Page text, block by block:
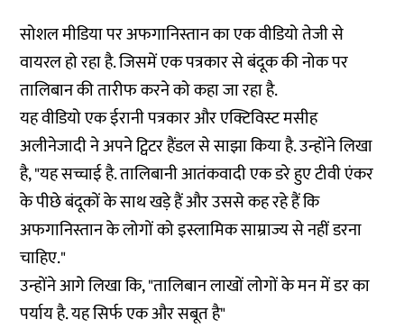
सोशल मीडिया पर अफगानिस्तान का एक वीडियो तेजी से
वायरल हो रहा है. जिसमें एक पत्रकार से बंदूक की नोक पर
तालिबान की तारीफ करने को कहा जा रहा है.
यह वीडियो एक ईरानी पत्रकार और एक्टिविस्ट मसीह
अलीनेजादी ने अपने ट्विटर हैंडल से साझा किया है. उन्होंने लिखा
है, "यह सच्चाई है. तालिबानी आतंकवादी एक डरे हुए टीवी एंकर
के पीछे बंदूकों के साथ खड़े हैं और उससे कह रहे हैं कि
अफगानिस्तान के लोगों को इस्लामिक साम्राज्य से नहीं डरना
चाहिए."
उन्होंने आगे लिखा कि, "तालिबान लाखों लोगों के मन में डर का
पर्याय है. यह सिर्फ एक और सबूत है"